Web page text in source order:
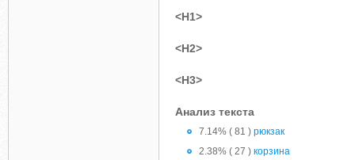
<H1>
<H2>
<H3>
Анализ текста
7.14% ( 81 ) рюкзак
2.38% ( 27 ) корзина